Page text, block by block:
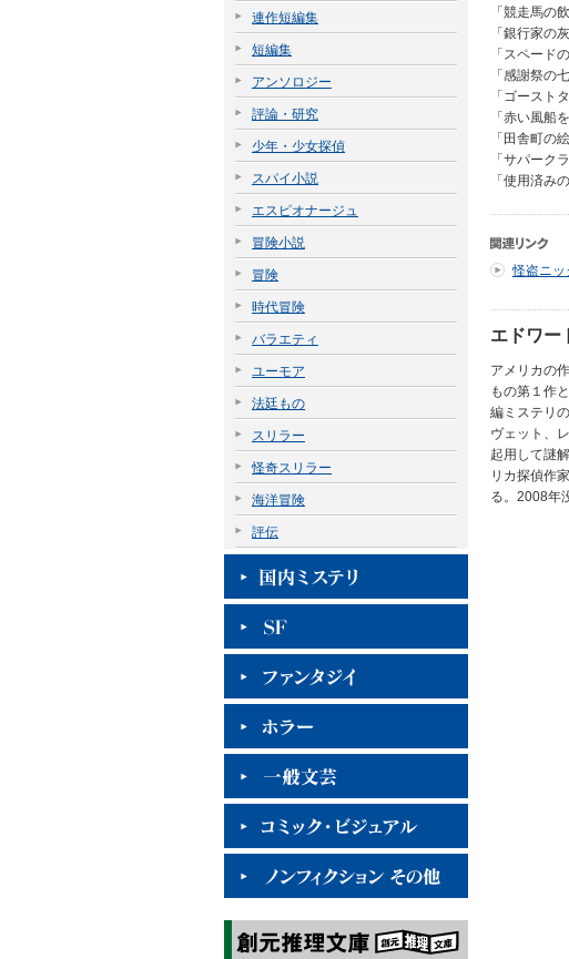
連作短編集
短編集
アンソロジー
評論・研究
少年・少女探偵
スパイ小説
エスピオナージュ
冒険小説
冒険
時代冒険
バラエティ
ユーモア
法廷もの
スリラー
怪奇スリラー
海洋冒険
評伝
「競走馬の
「銀行家の
「スペード
「感謝祭の
「ゴースト
「赤い風船
「田舎町の
「サパーク
「使用済み
怪盗ニッ
エドワー
アメリカの
もの第１作
編ミステリ
ヴェット、
起用して謎
リカ探偵作
る。2008年